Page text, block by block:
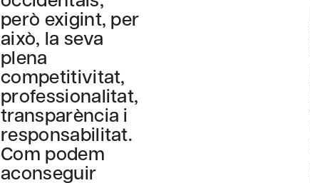
però exigint, per
això, la seva
plena
competitivitat,
professionalitat,
transparència i
responsabilitat.
Com podem
aconseguir